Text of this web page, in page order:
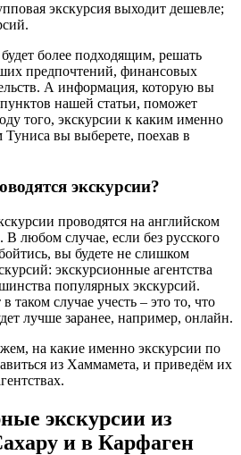
экскурсия выходит дешевле;
более подходящим, решать
предпочтений, финансовых
А информация, которую вы
нашей статьи, поможет
того, экскурсии к каким именно
Туниса вы выберете, поехав в
экскурсии?
проводятся на английском
любом случае, если без русского
вы будете не слишком
экскурсионные агентства
популярных экскурсий.
таком случае учесть – это то, что
лучше заранее, например, онлайн.
на какие именно экскурсии по
из Хаммамета, и приведём их
экскурсии из
и в Карфаген